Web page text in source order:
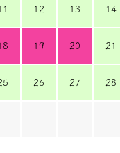
12 13 14
19 20 21
26 27 28